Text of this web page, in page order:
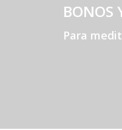
BONOS
Para